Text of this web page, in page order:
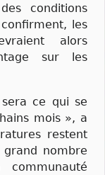
conditions
les
alors
sur les
ce qui se
mois », a
restent
nombre